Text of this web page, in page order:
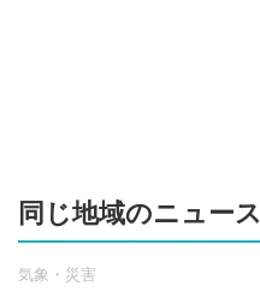
同じ地域のニュース
気象・災害